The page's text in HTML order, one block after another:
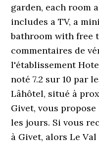
garden, each room
includes a TV, a
bathroom with free
commentaires de
l'établissement
noté 7.2 sur 10 par
Lâhôtel, situé à
Givet, vous
les jours. Si vous
à Givet, alors Le